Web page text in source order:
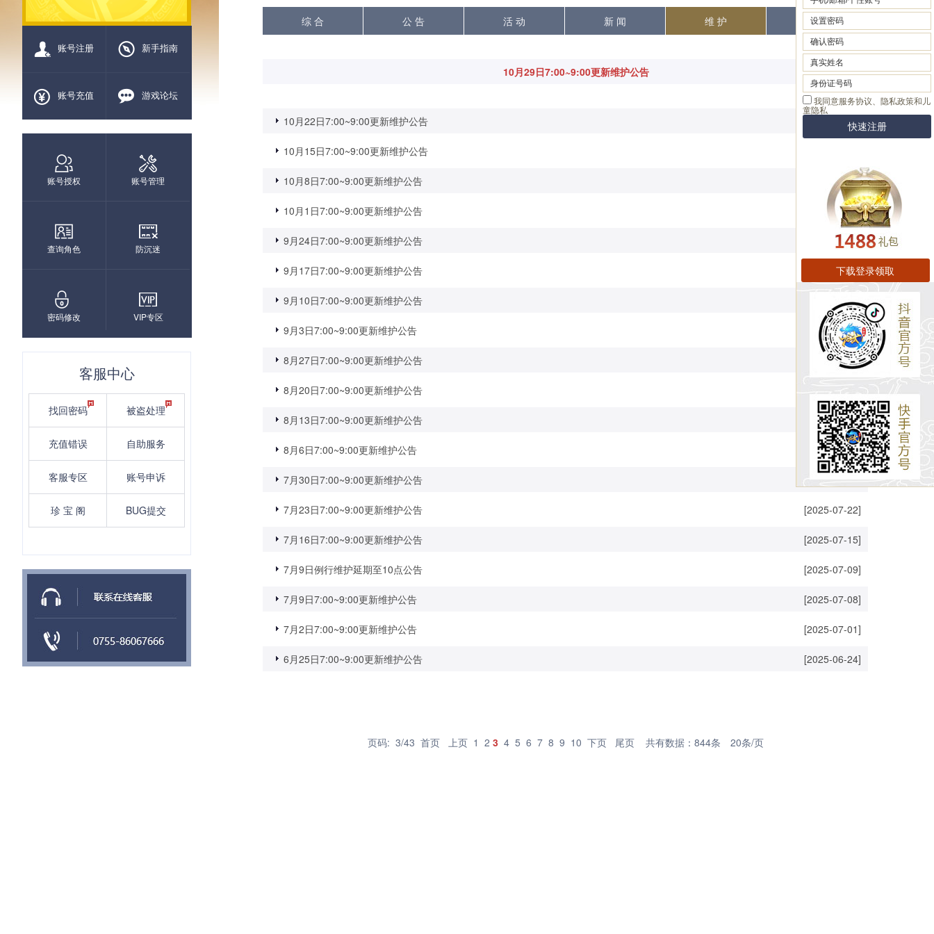
账号注册 新手指南
账号充值 游戏论坛
账号授权 账号管理
查询角色 防沉迷
密码修改 VIP专区
客服中心
找回密码 被盗处理
充值错误 自助服务
客服专区 账号申诉
珍 宝 阁 BUG提交
综 合 公 告 活 动 新 闻 维 护 热 点
10月29日7:00~9:00更新维护公告
[2025-10-21]
10月22日7:00~9:00更新维护公告
10月15日7:00~9:00更新维护公告
[2025-10-07]
10月8日7:00~9:00更新维护公告
[2025-09-30]
10月1日7:00~9:00更新维护公告
[2025-09-23]
9月24日7:00~9:00更新维护公告
[2025-09-16]
9月17日7:00~9:00更新维护公告
[2025-09-09]
9月10日7:00~9:00更新维护公告
[2025-09-02]
9月3日7:00~9:00更新维护公告
[2025-08-26]
8月27日7:00~9:00更新维护公告
[2025-08-19]
8月20日7:00~9:00更新维护公告
[2025-08-12]
8月13日7:00~9:00更新维护公告
[2025-08-05]
8月6日7:00~9:00更新维护公告
[2025-07-29]
7月30日7:00~9:00更新维护公告
[2025-07-22]
7月23日7:00~9:00更新维护公告
[2025-07-15]
7月16日7:00~9:00更新维护公告
[2025-07-09]
7月9日例行维护延期至10点公告
[2025-07-08]
7月9日7:00~9:00更新维护公告
[2025-07-01]
7月2日7:00~9:00更新维护公告
[2025-06-24]
6月25日7:00~9:00更新维护公告
页码: 3/43 首页 上页 1 2 3 4 5 6 7 8 9 10 下页 尾页共有数据：844条 20条/页
下载登录领取